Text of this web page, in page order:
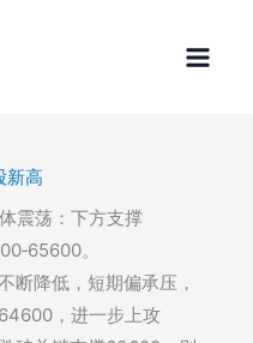
新高
震荡：下方支撑
。
断降低，短期偏承压，
，进一步上攻